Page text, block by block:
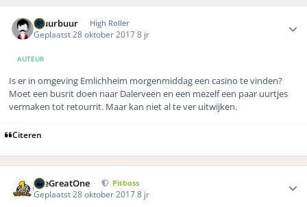
Gluurbuur High Roller
Geplaatst 28 oktober 20178 jr
AUTEUR
Is er in omgeving Emlichheim morgenmiddag een casino te vinden?
Moet een busrit doen naar Dalerveen en een mezelf een paar uurtjes
vermaken tot retourrit. Maar kan niet al te ver uitwijken.
Citeren
TheGreatOne Pitboss
Geplaatst 28 oktober 20178 jr